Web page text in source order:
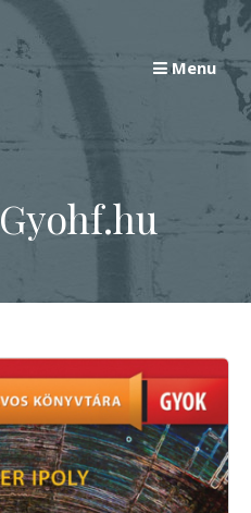
Menu
Gyohf.hu